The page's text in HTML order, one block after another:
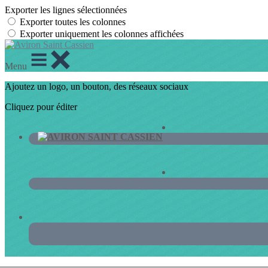
Exporter les lignes sélectionnées
Exporter toutes les colonnes
Exporter uniquement les colonnes affichées
Menu
Ajoutez un logo, un bouton, des réseaux sociaux
Cliquez pour éditer